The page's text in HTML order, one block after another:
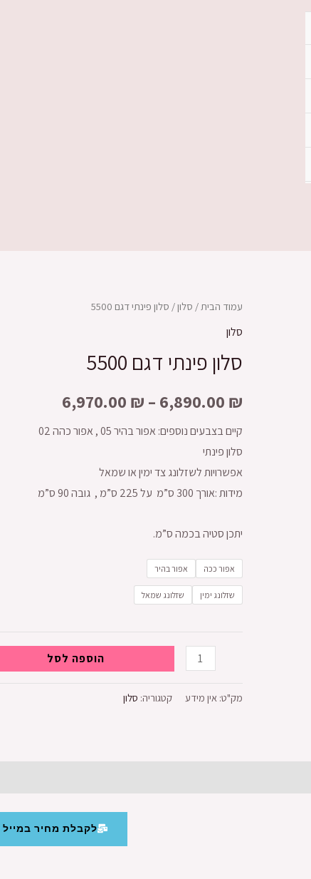
עמוד הבית/ סלון/ סלון פינתי דגם 5500
סלון
סלון פינתי דגם 5500
6,890.00 ₪
–
6,970.00 ₪
קיים בצבעים נוספים: אפור בהיר 05 , אפור כהה 02
סלון פינתי
אפשרויות לשזלונג צד ימין או שמאל
מידות :אורך 300 ס”מ על 225 ס”מ , גובה 90 ס”מ
יתכן סטיה בכמה ס”מ.
אפור ככה אפור בהיר
שזלונג ימין שזלונג שמאל
הוספה לסל
מק"ט: אין מידע קטגוריה: סלון
לקבלת מחיר במייל